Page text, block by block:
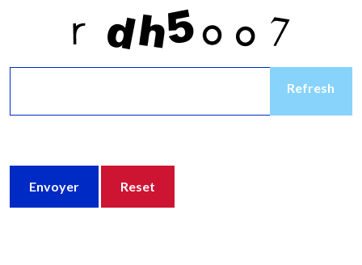
Refresh
Envoyer Reset